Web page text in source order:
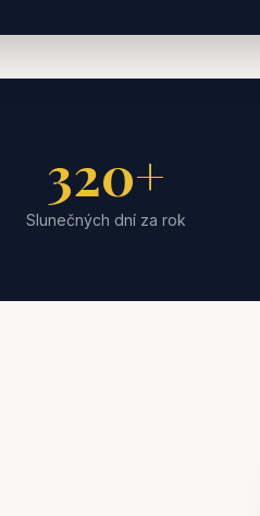
320+
Slunečných dní za rok